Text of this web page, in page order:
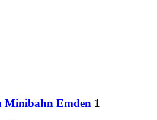
Minibahn Emden 1